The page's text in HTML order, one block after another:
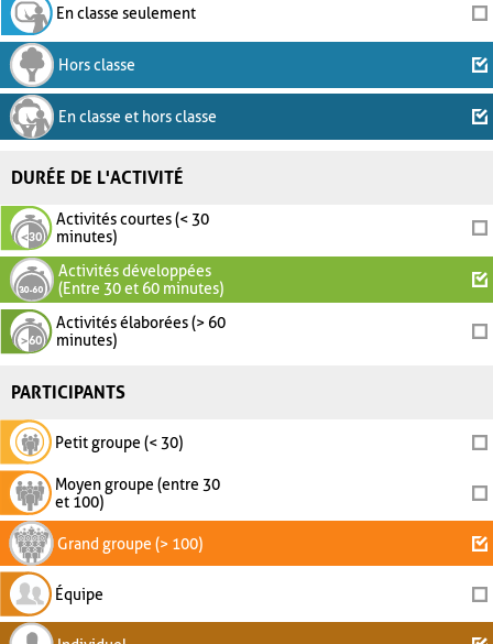
En classe seulement
Hors classe
En classe et hors classe
DURÉE DE L'ACTIVITÉ
Activités courtes (< 30
minutes)
Activités développées
(Entre 30 et 60 minutes)
Activités élaborées (> 60
minutes)
PARTICIPANTS
Petit groupe (< 30)
Moyen groupe (entre 30
et 100)
Grand groupe (> 100)
Équipe